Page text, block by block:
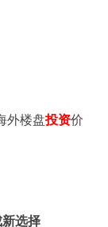
外楼盘投资价
选择